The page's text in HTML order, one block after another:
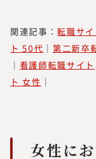
関連記事：転職サイ
ト 50代 ｜第二新卒
｜ 看護師転職サイト
ト 女性 ｜
女性に